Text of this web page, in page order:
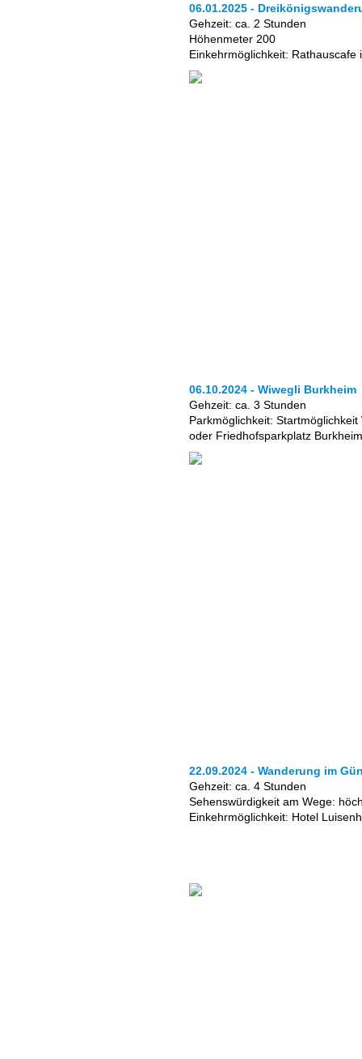
06.01.2025 -
Gehzeit: ca. 2 Stunden
Höhenmeter 200
Einkehrmöglichkeit: Rathauscafe
06.10.2024 - Wiwegli Burkheim
Gehzeit: ca. 3 Stunden
Parkmöglichkeit:
oder Friedhofsparkplatz Burkheim
22.09.2024 - Wanderung im
Gehzeit: ca. 4 Stunden
Sehenswürdigkeit am Wege:
Einkehrmöglichkeit: Hotel